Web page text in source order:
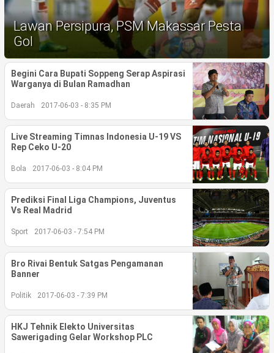
Life Style
Profil
Opini
Video
Disclaimer
©
Copyright
2026
berita-
sulsel.com
.
Lawan Persipura, PSM Makassar Pesta
Gol
Begini Cara Bupati Soppeng Serap Aspirasi
Warganya di Bulan Ramadhan
Daerah 2017-06-03 - 8:35 PM
Live Streaming Timnas Indonesia U-19 VS
Rep Ceko U-20
Bola 2017-06-03 - 8:04 PM
Prediksi Final Liga Champions, Juventus
Vs Real Madrid
Sport 2017-06-03 - 7:54 PM
Bro Rivai Bentuk Satgas Pengamanan
‎Banner
Politik 2017-06-03 - 7:39 PM
HKJ Tehnik Elekto Universitas
Sawerigading Gelar Workshop PLC